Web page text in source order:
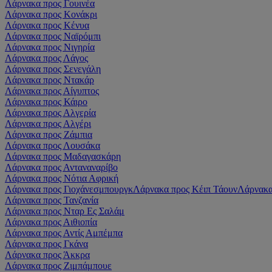
Λάρνακα προς Γουινέα
Λάρνακα προς Κονάκρι
Λάρνακα προς Κένυα
Λάρνακα προς Ναϊρόμπι
Λάρνακα προς Νιγηρία
Λάρνακα προς Λάγος
Λάρνακα προς Σενεγάλη
Λάρνακα προς Ντακάρ
Λάρνακα προς Αίγυπτος
Λάρνακα προς Κάιρο
Λάρνακα προς Αλγερία
Λάρνακα προς Αλγέρι
Λάρνακα προς Ζάμπια
Λάρνακα προς Λουσάκα
Λάρνακα προς Μαδαγασκάρη
Λάρνακα προς Ανταναναρίβο
Λάρνακα προς Νότια Αφρική
Λάρνακα προς ΓιοχάνεσμπουργκΛάρνακα προς Κέιπ Τάουν
Λάρνακα προς Τανζανία
Λάρνακα προς Νταρ Ες Σαλάμ
Λάρνακα προς Αιθιοπία
Λάρνακα προς Αντίς Αμπέμπα
Λάρνακα προς Γκάνα
Λάρνακα προς Άκκρα
Λάρνακα προς Ζιμπάμπουε